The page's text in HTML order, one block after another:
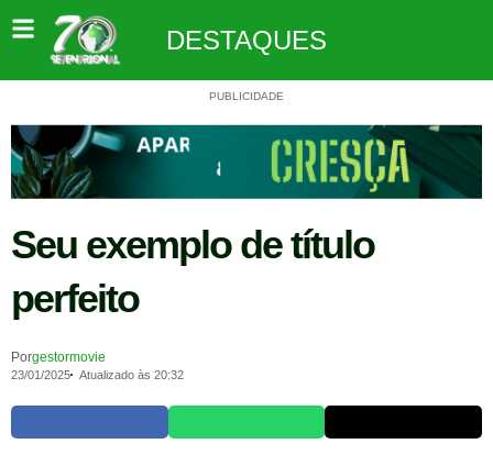
DESTAQUES
PUBLICIDADE
Seu exemplo de título
perfeito
Porgestormovie
23/01/2025 Atualizado às 20:32